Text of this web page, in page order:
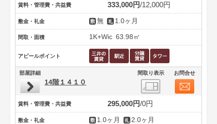
賃料・管理費・共益費 333,000円 12,000円
敷金・礼金 無 1.0ヶ月
間取・面積 1K+Wic 63.98㎡
アピールポイント
部屋詳細 間取り表示 お問合せ
14階１４１０
賃料・管理費・共益費 295,000円 0円
敷金・礼金 1.0ヶ月 2.0ヶ月